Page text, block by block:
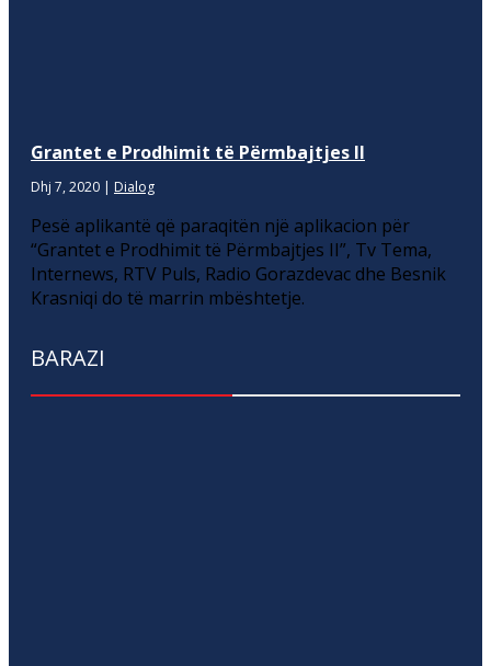
Grantet e Prodhimit të Përmbajtjes II
Dhj 7, 2020 | Dialog
Pesë aplikantë që paraqitën një aplikacion për
“Grantet e Prodhimit të Përmbajtjes II”, Tv Tema,
Internews, RTV Puls, Radio Gorazdevac dhe Besnik
Krasniqi do të marrin mbështetje.
BARAZI